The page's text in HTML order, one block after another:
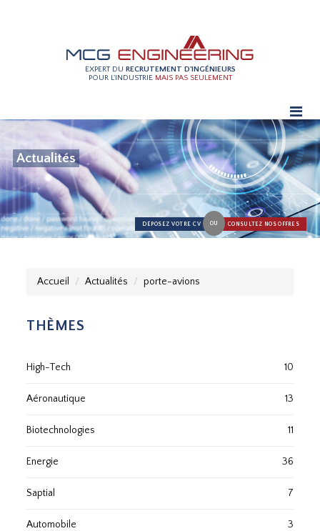
EXPERT DU RECRUTEMENT D'INGÉNIEURS
POUR L'INDUSTRIE MAIS PAS SEULEMENT
Actualités
DÉPOSEZ VOTRE CV OU CONSULTEZ NOS OFFRES
Accueil Actualités porte-avions
THÈMES
High-Tech 10
Aéronautique 13
Biotechnologies 11
Energie 36
Saptial 7
Automobile 3